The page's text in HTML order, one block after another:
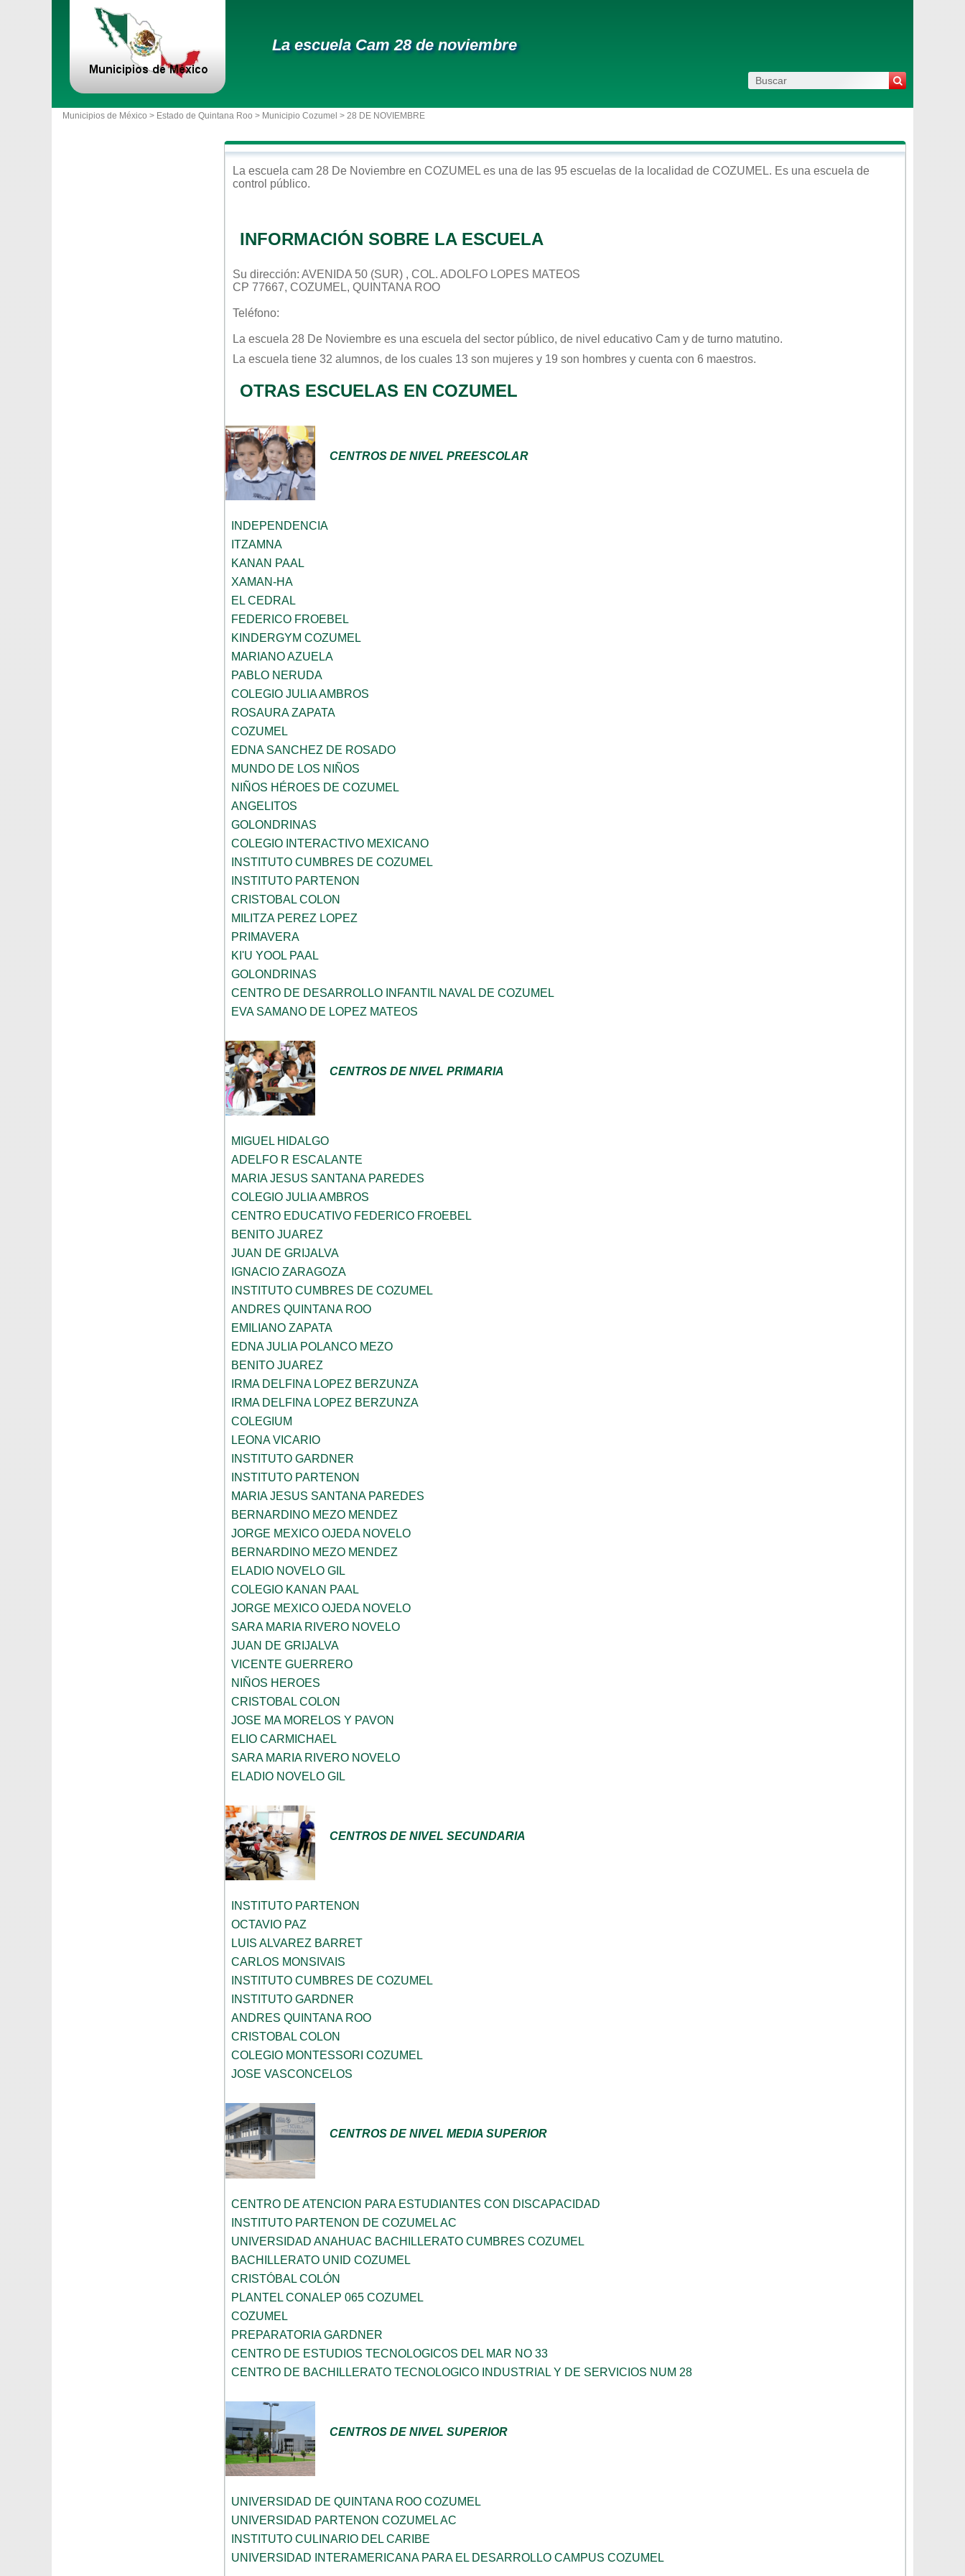
La escuela Cam 28 de noviembre
Municipios de México > Estado de Quintana Roo > Municipio Cozumel > 28 DE NOVIEMBRE
La escuela cam 28 De Noviembre en COZUMEL es una de las 95 escuelas de la localidad de COZUMEL. Es una escuela de
control público.
INFORMACIÓN SOBRE LA ESCUELA
Su dirección: AVENIDA 50 (SUR) , COL. ADOLFO LOPES MATEOS
CP 77667, COZUMEL, QUINTANA ROO
Teléfono:
La escuela 28 De Noviembre es una escuela del sector público, de nivel educativo Cam y de turno matutino.
La escuela tiene 32 alumnos, de los cuales 13 son mujeres y 19 son hombres y cuenta con 6 maestros.
OTRAS ESCUELAS EN COZUMEL
CENTROS DE NIVEL PREESCOLAR
INDEPENDENCIA
ITZAMNA
KANAN PAAL
XAMAN-HA
EL CEDRAL
FEDERICO FROEBEL
KINDERGYM COZUMEL
MARIANO AZUELA
PABLO NERUDA
COLEGIO JULIA AMBROS
ROSAURA ZAPATA
COZUMEL
EDNA SANCHEZ DE ROSADO
MUNDO DE LOS NIÑOS
NIÑOS HÉROES DE COZUMEL
ANGELITOS
GOLONDRINAS
COLEGIO INTERACTIVO MEXICANO
INSTITUTO CUMBRES DE COZUMEL
INSTITUTO PARTENON
CRISTOBAL COLON
MILITZA PEREZ LOPEZ
PRIMAVERA
KI'U YOOL PAAL
GOLONDRINAS
CENTRO DE DESARROLLO INFANTIL NAVAL DE COZUMEL
EVA SAMANO DE LOPEZ MATEOS
CENTROS DE NIVEL PRIMARIA
MIGUEL HIDALGO
ADELFO R ESCALANTE
MARIA JESUS SANTANA PAREDES
COLEGIO JULIA AMBROS
CENTRO EDUCATIVO FEDERICO FROEBEL
BENITO JUAREZ
JUAN DE GRIJALVA
IGNACIO ZARAGOZA
INSTITUTO CUMBRES DE COZUMEL
ANDRES QUINTANA ROO
EMILIANO ZAPATA
EDNA JULIA POLANCO MEZO
BENITO JUAREZ
IRMA DELFINA LOPEZ BERZUNZA
IRMA DELFINA LOPEZ BERZUNZA
COLEGIUM
LEONA VICARIO
INSTITUTO GARDNER
INSTITUTO PARTENON
MARIA JESUS SANTANA PAREDES
BERNARDINO MEZO MENDEZ
JORGE MEXICO OJEDA NOVELO
BERNARDINO MEZO MENDEZ
ELADIO NOVELO GIL
COLEGIO KANAN PAAL
JORGE MEXICO OJEDA NOVELO
SARA MARIA RIVERO NOVELO
JUAN DE GRIJALVA
VICENTE GUERRERO
NIÑOS HEROES
CRISTOBAL COLON
JOSE MA MORELOS Y PAVON
ELIO CARMICHAEL
SARA MARIA RIVERO NOVELO
ELADIO NOVELO GIL
CENTROS DE NIVEL SECUNDARIA
INSTITUTO PARTENON
OCTAVIO PAZ
LUIS ALVAREZ BARRET
CARLOS MONSIVAIS
INSTITUTO CUMBRES DE COZUMEL
INSTITUTO GARDNER
ANDRES QUINTANA ROO
CRISTOBAL COLON
COLEGIO MONTESSORI COZUMEL
JOSE VASCONCELOS
CENTROS DE NIVEL MEDIA SUPERIOR
CENTRO DE ATENCION PARA ESTUDIANTES CON DISCAPACIDAD
INSTITUTO PARTENON DE COZUMEL AC
UNIVERSIDAD ANAHUAC BACHILLERATO CUMBRES COZUMEL
BACHILLERATO UNID COZUMEL
CRISTÓBAL COLÓN
PLANTEL CONALEP 065 COZUMEL
COZUMEL
PREPARATORIA GARDNER
CENTRO DE ESTUDIOS TECNOLOGICOS DEL MAR NO 33
CENTRO DE BACHILLERATO TECNOLOGICO INDUSTRIAL Y DE SERVICIOS NUM 28
CENTROS DE NIVEL SUPERIOR
UNIVERSIDAD DE QUINTANA ROO COZUMEL
UNIVERSIDAD PARTENON COZUMEL AC
INSTITUTO CULINARIO DEL CARIBE
UNIVERSIDAD INTERAMERICANA PARA EL DESARROLLO CAMPUS COZUMEL